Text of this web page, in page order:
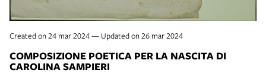
Created on 24 mar 2024 — Updated on 26 mar 2024
COMPOSIZIONE POETICA PER LA NASCITA DI
CAROLINA SAMPIERI